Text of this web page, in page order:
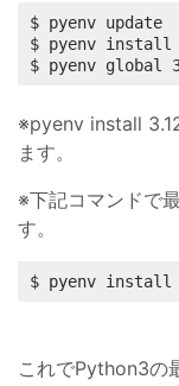
$ pyenv update
$ pyenv install
$ pyenv global
※pyenv install
ます。
※下記コマンドで
す。
$ pyenv
これでPython3の